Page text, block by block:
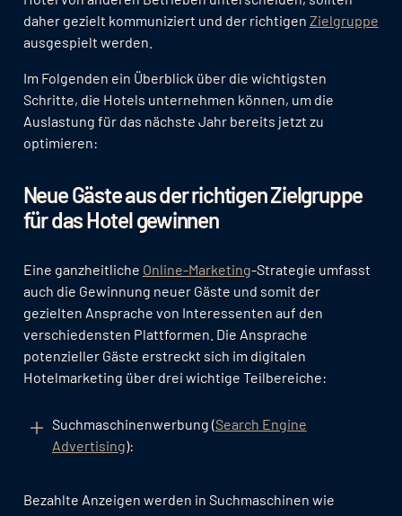
daher gezielt kommuniziert und der richtigen Zielgruppe
ausgespielt werden.
Im Folgenden ein Überblick über die wichtigsten
Schritte, die Hotels unternehmen können, um die
Auslastung für das nächste Jahr bereits jetzt zu
optimieren:
Neue Gäste aus der richtigen Zielgruppe
für das Hotel gewinnen
Eine ganzheitliche Online-Marketing-Strategie umfasst
auch die Gewinnung neuer Gäste und somit der
gezielten Ansprache von Interessenten auf den
verschiedensten Plattformen. Die Ansprache
potenzieller Gäste erstreckt sich im digitalen
Hotelmarketing über drei wichtige Teilbereiche:
Suchmaschinenwerbung (Search Engine
Advertising):
Bezahlte Anzeigen werden in Suchmaschinen wie